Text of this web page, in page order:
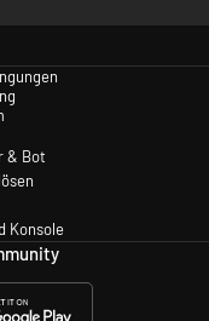
& Bot
Konsole